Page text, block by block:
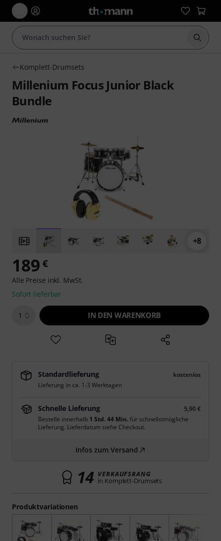
Suche
Komplett-Drumsets
Millenium Focus Junior Black
Bundle
+8
Produktvariationen
189 €
Alle Preise inkl. MwSt.
Sofort lieferbar
1 IN DEN WARENKORB
Standardlieferung
kostenlos
Lieferung in ca. 1-3 Werktagen
Schnelle Lieferung
5,90 €
Bestelle innerhalb 1 Std. 44 Min.für schnellstmögliche
Lieferung. Lieferdatum siehe Checkout.
Infos zum Versand
14 VERKAUFSRANG
in Komplett-Drumsets